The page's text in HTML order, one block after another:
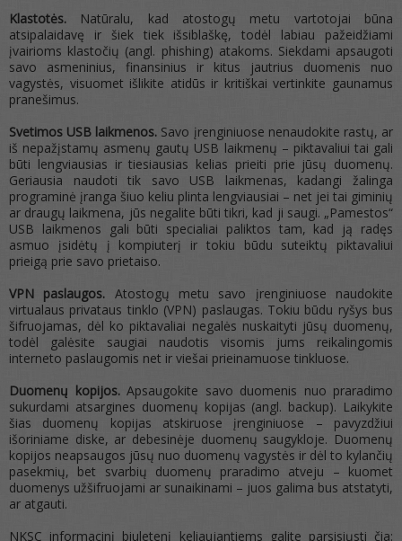
Klastotės. Natūralu, kad atostogų metu vartotojai būna
atsipalaidavę ir šiek tiek išsiblaškę, todėl labiau pažeidžiami
įvairioms klastočių (angl. phishing) atakoms. Siekdami apsaugoti
savo asmeninius, finansinius ir kitus jautrius duomenis nuo
vagystės, visuomet išlikite atidūs ir kritiškai vertinkite gaunamus
pranešimus.
Svetimos USB laikmenos. Savo įrenginiuose nenaudokite rastų, ar
iš nepažįstamų asmenų gautų USB laikmenų – piktavaliui tai gali
būti lengviausias ir tiesiausias kelias prieiti prie jūsų duomenų.
Geriausia naudoti tik savo USB laikmenas, kadangi žalinga
programinė įranga šiuo keliu plinta lengviausiai – net jei tai giminių
ar draugų laikmena, jūs negalite būti tikri, kad ji saugi. „Pamestos“
USB laikmenos gali būti specialiai paliktos tam, kad ją radęs
asmuo įsidėtų į kompiuterį ir tokiu būdu suteiktų piktavaliui
prieigą prie savo prietaiso.
VPN paslaugos. Atostogų metu savo įrenginiuose naudokite
virtualaus privataus tinklo (VPN) paslaugas. Tokiu būdu ryšys bus
šifruojamas, dėl ko piktavaliai negalės nuskaityti jūsų duomenų,
todėl galėsite saugiai naudotis visomis jums reikalingomis
interneto paslaugomis net ir viešai prieinamuose tinkluose.
Duomenų kopijos. Apsaugokite savo duomenis nuo praradimo
sukurdami atsargines duomenų kopijas (angl. backup). Laikykite
šias duomenų kopijas atskiruose įrenginiuose – pavyzdžiui
išoriniame diske, ar debesinėje duomenų saugykloje. Duomenų
kopijos neapsaugos jūsų nuo duomenų vagystės ir dėl to kylančių
pasekmių, bet svarbių duomenų praradimo atveju – kuomet
duomenys užšifruojami ar sunaikinami – juos galima bus atstatyti,
ar atgauti.
NKSC informacinį biuletenį keliaujantiems galite parsisiųsti čia: